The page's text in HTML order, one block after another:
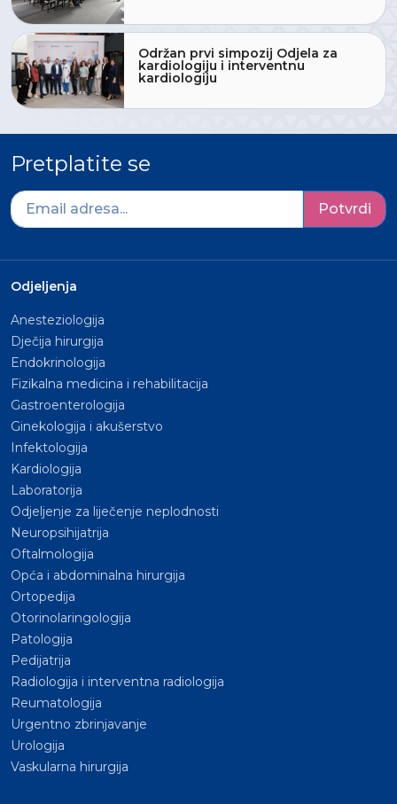
Održan prvi simpozij Odjela za
kardiologiju i interventnu
kardiologiju
Pretplatite se
Potvrdi
Odjeljenja
Anesteziologija
Dječija hirurgija
Endokrinologija
Fizikalna medicina i rehabilitacija
Gastroenterologija
Ginekologija i akušerstvo
Infektologija
Kardiologija
Laboratorija
Odjeljenje za liječenje neplodnosti
Neuropsihijatrija
Oftalmologija
Opća i abdominalna hirurgija
Ortopedija
Otorinolaringologija
Patologija
Pedijatrija
Radiologija i interventna radiologija
Reumatologija
Urgentno zbrinjavanje
Urologija
Vaskularna hirurgija